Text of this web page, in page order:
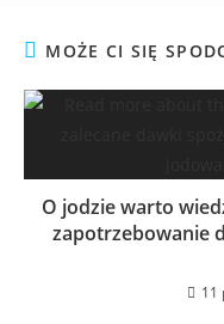
MOŻE CI SIĘ
O jodzie warto
zapotrzebowanie
11